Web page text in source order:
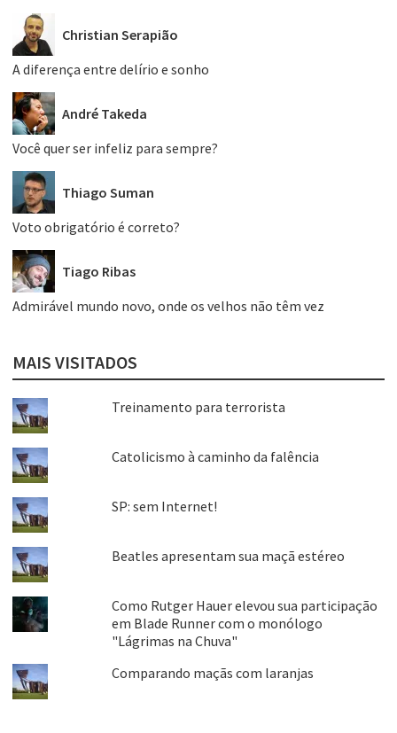
Christian Serapião
A diferença entre delírio e sonho
André Takeda
Você quer ser infeliz para sempre?
Thiago Suman
Voto obrigatório é correto?
Tiago Ribas
Admirável mundo novo, onde os velhos não têm vez
MAIS VISITADOS
Treinamento para terrorista
Catolicismo à caminho da falência
SP: sem Internet!
Beatles apresentam sua maçã estéreo
Como Rutger Hauer elevou sua participação
em Blade Runner com o monólogo
"Lágrimas na Chuva"
Comparando maçãs com laranjas